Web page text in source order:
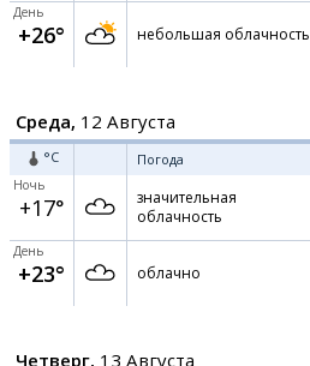
День
+26° небольшая облачность
Среда, 12 Августа
°C Погода
Ночь
+17°
значительная
облачность
День
+23° облачно
Четверг, 13 Августа